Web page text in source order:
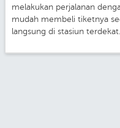
melakukan perjalanan
mudah membeli tiketnya
langsung di stasiun terdekat.